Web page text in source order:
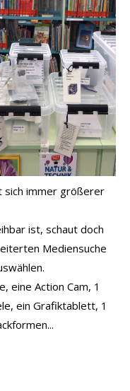
sich immer größerer
ist, schaut doch
Mediensuche
eine Action Cam, 1
ein Grafiktablett, 1